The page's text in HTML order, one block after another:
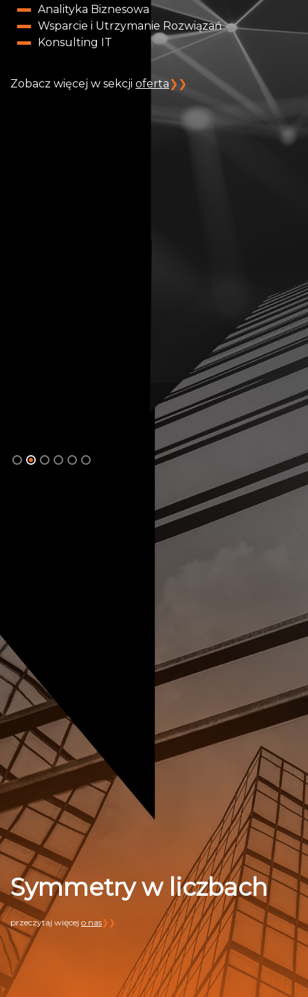
Analityka Biznesowa
Wsparcie i Utrzymanie Rozwiązań
Konsulting IT
Zobacz więcej w sekcji oferta
Bezpieczeństwo cybernetyczne to
strategiczny priorytet biznesowy, a nie
Cyberbezpieczeństwie
Symmetry w liczbach
przeczytaj więcej o nas